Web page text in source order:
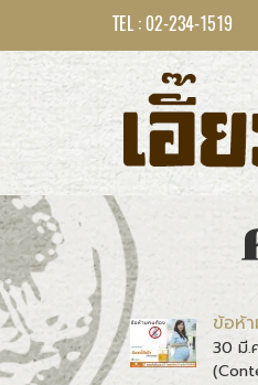
TEL : 02-234-1519
ข้อห้
30 มี.